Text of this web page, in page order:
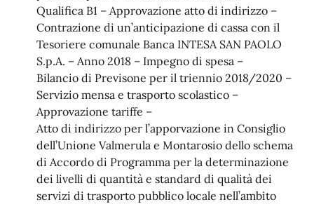
Qualifica B1 – Approvazione atto di indirizzo –
Contrazione di un’anticipazione di cassa con il
Tesoriere comunale Banca INTESA SAN PAOLO
S.p.A. – Anno 2018 – Impegno di spesa –
Bilancio di Previsone per il triennio 2018/2020 –
Servizio mensa e trasporto scolastico –
Approvazione tariffe –
Atto di indirizzo per l’apporvazione in Consiglio
dell’Unione Valmerula e Montarosio dello schema
di Accordo di Programma per la determinazione
dei livelli di quantità e standard di qualità dei
servizi di trasporto pubblico locale nell’ambito